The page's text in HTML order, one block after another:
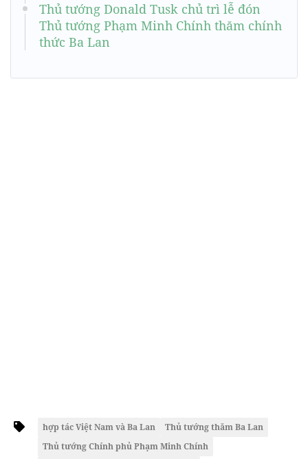
Thủ tướng Donald Tusk chủ trì lễ đón
Thủ tướng Phạm Minh Chính thăm chính
thức Ba Lan
hợp tác Việt Nam và Ba Lan
Thủ tướng thăm Ba Lan
Thủ tướng Chính phủ Phạm Minh Chính